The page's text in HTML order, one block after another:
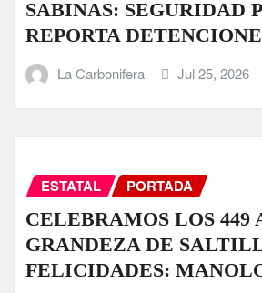
SABINAS: SEGURIDAD
REPORTA
La Carbonifera Jul 25, 2026
ESTATAL PORTADA
CELEBRAMOS LOS 449
GRANDEZA DE
FELICIDADES: